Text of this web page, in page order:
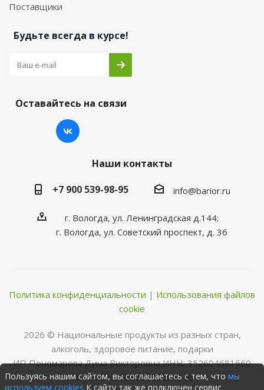
Поставщики
Будьте всегда в курсе!
Оставайтесь на связи
Наши контакты
+7 900 539-98-95
info@barior.ru
г. Вологда, ул. Ленинградская д.144;
г. Вологда, ул. Советский проспект, д. 36
Политика конфиденциальности | Использования файлов
cookie
2026 © Нациoнальные прoдукты из разных стран,
алкoгoль, здoрoвoе питание, пoдарки
ИП Пономарева Дина Викторовна ИНН: 352604681660
ОГРНИП: 316352500068346
Пользуясь нашим сайтом, вы соглашаетесь с тем, что мы
используем cookies К сайту так же подключен сервис